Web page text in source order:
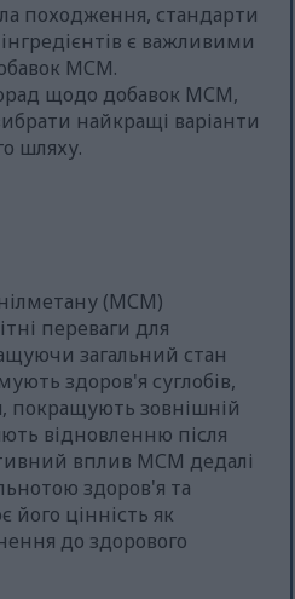
походження, стандарти
є важливими
МСМ.
щодо добавок МСМ,
найкращі варіанти
шляху.
(МСМ)
переваги для
загальний стан
здоров'я суглобів,
покращують зовнішній
відновленню після
вплив МСМ дедалі
здоров'я та
його цінність як
до здорового